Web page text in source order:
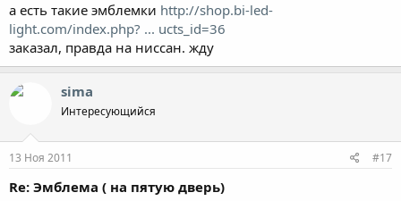
а есть такие эмблемки http://shop.bi-led-
light.com/index.php? ... ucts_id=36
заказал, правда на ниссан. жду
sima
Интересующийся
13 Ноя 2011 #17
Re: Эмблема ( на пятую дверь)